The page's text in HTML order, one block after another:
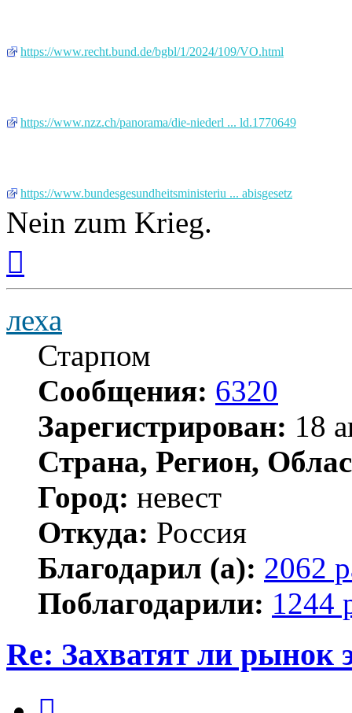
https://www.recht.bund.de/bgbl/1/2024/109/VO.html
https://www.nzz.ch/panorama/die-niederl ... ld.1770649
https://www.bundesgesundheitsministeriu ... abisgesetz
Nein zum Krieg.
началу
леха
Старпом
Сообщения: 6320
Зарегистрирован: 18
Страна, Регион,
Город: невест
Откуда: Россия
Благодарил (а): 2062
Поблагодарили: 1244
Re: Захватят ли рынок